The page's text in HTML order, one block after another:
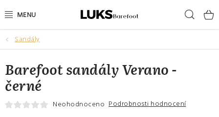
na
NOVINKY
VÝPRODEJ
DÁMSKÉ BAREFOOT BOTY
Sandály
Barefoot sandály Verano -
černé
Neohodnoceno Podrobnosti hodnocení